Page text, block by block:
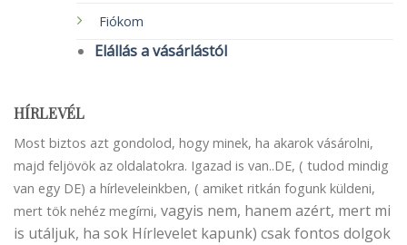
Fiókom
Elállás a vásárlástól
HÍRLEVÉL
Most biztos azt gondolod, hogy minek, ha akarok vásárolni,
majd feljövök az oldalatokra. Igazad is van..DE, ( tudod mindig
van egy DE) a hírleveleinkben, ( amiket ritkán fogunk küldeni,
mert tök nehéz megírni, vagyis nem, hanem azért, mert mi
is utáljuk, ha sok Hírlevelet kapunk) csak fontos dolgok